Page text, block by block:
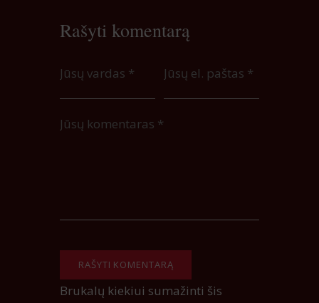
Rašyti komentarą
Brukalų kiekiui sumažinti šis